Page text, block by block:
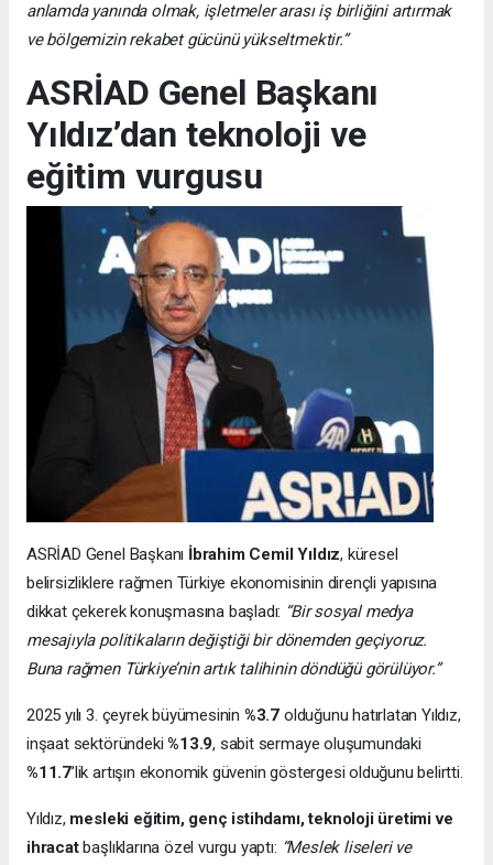
anlamda yanında olmak, işletmeler arası iş birliğini artırmak
ve bölgemizin rekabet gücünü yükseltmektir.”
ASRİAD Genel Başkanı
Yıldız’dan teknoloji ve
eğitim vurgusu
ASRİAD Genel Başkanı İbrahim Cemil Yıldız, küresel
belirsizliklere rağmen Türkiye ekonomisinin dirençli yapısına
dikkat çekerek konuşmasına başladı: “Bir sosyal medya
mesajıyla politikaların değiştiği bir dönemden geçiyoruz.
Buna rağmen Türkiye’nin artık talihinin döndüğü görülüyor.”
2025 yılı 3. çeyrek büyümesinin %3.7 olduğunu hatırlatan Yıldız,
inşaat sektöründeki%13.9, sabit sermaye oluşumundaki
%11.7’lik artışın ekonomik güvenin göstergesi olduğunu belirtti.
Yıldız, mesleki eğitim, genç istihdamı, teknoloji üretimi ve
ihracatbaşlıklarına özel vurgu yaptı: “Meslek liseleri ve